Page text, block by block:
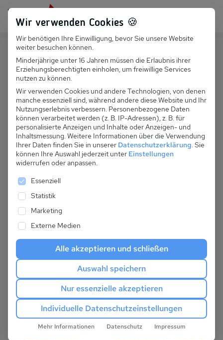
Persönlich für dich da: +49 251 899 050
Suchfeld
Suchen
PL 054.003B - Haus am Meer
Bodych 3
Wir verwenden Cookies 🍪
Wir benötigen Ihre Einwilligung, bevor Sie unsere Website
weiter besuchen können.
Minderjährige unter 16 Jahren müssen die Erlaubnis ihrer
Erziehungsberechtigten einholen, um freiwillige Services
nutzen zu können.
Wir verwenden Cookies und andere Technologien, von denen
manche essenziell sind, während andere diese Website und Ihr
Nutzungserlebnis verbessern. Personenbezogene Daten
können verarbeitet werden (z. B. IP-Adressen), z. B. für
personalisierte Anzeigen und Inhalte oder Anzeigen- und
Inhaltsmessung. Weitere Informationen über die Verwendung
Ihrer Daten finden Sie in unserer Datenschutzerklärung. Sie
können Ihre Auswahl jederzeit unter Einstellungen
widerrufen oder anpassen.
Es folgt eine Liste der Service-Gruppen, für die
Essenziell
Statistik
Marketing
Externe Medien
Alle akzeptieren und schließen
Auswahl speichern
Nur essenzielle akzeptieren
Individuelle Datenschutzeinstellungen
Mehr Informationen Datenschutz Impressum